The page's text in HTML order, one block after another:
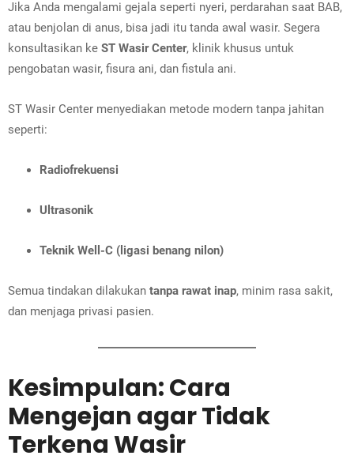
Jika Anda mengalami gejala seperti nyeri, perdarahan saat BAB,
atau benjolan di anus, bisa jadi itu tanda awal wasir. Segera
konsultasikan ke ST Wasir Center, klinik khusus untuk
pengobatan wasir, fisura ani, dan fistula ani.
ST Wasir Center menyediakan metode modern tanpa jahitan
seperti:
Radiofrekuensi
Ultrasonik
Teknik Well-C (ligasi benang nilon)
Semua tindakan dilakukan tanpa rawat inap, minim rasa sakit,
dan menjaga privasi pasien.
Kesimpulan: Cara
Mengejan agar Tidak
Terkena Wasir